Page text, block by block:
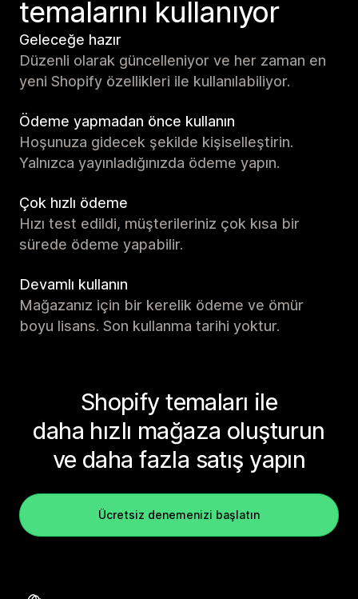
temalarını kullanıyor
Geleceğe hazır
Düzenli olarak güncelleniyor ve her zaman en
yeni Shopify özellikleri ile kullanılabiliyor.
Ödeme yapmadan önce kullanın
Hoşunuza gidecek şekilde kişiselleştirin.
Yalnızca yayınladığınızda ödeme yapın.
Çok hızlı ödeme
Hızı test edildi, müşterileriniz çok kısa bir
sürede ödeme yapabilir.
Devamlı kullanın
Mağazanız için bir kerelik ödeme ve ömür
boyu lisans. Son kullanma tarihi yoktur.
Shopify temaları ile
daha hızlı mağaza oluşturun
ve daha fazla satış yapın
Ücretsiz denemenizi başlatın